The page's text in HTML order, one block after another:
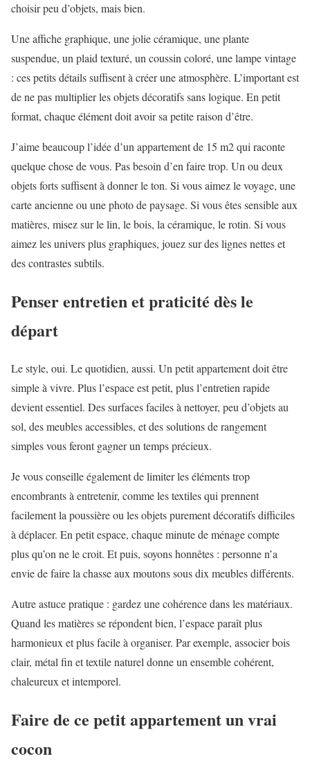
choisir peu d’objets, mais bien.
Une affiche graphique, une jolie céramique, une plante
suspendue, un plaid texturé, un coussin coloré, une lampe vintage
: ces petits détails suffisent à créer une atmosphère. L’important est
de ne pas multiplier les objets décoratifs sans logique. En petit
format, chaque élément doit avoir sa petite raison d’être.
J’aime beaucoup l’idée d’un appartement de 15 m2 qui raconte
quelque chose de vous. Pas besoin d’en faire trop. Un ou deux
objets forts suffisent à donner le ton. Si vous aimez le voyage, une
carte ancienne ou une photo de paysage. Si vous êtes sensible aux
matières, misez sur le lin, le bois, la céramique, le rotin. Si vous
aimez les univers plus graphiques, jouez sur des lignes nettes et
des contrastes subtils.
Penser entretien et praticité dès le
départ
Le style, oui. Le quotidien, aussi. Un petit appartement doit être
simple à vivre. Plus l’espace est petit, plus l’entretien rapide
devient essentiel. Des surfaces faciles à nettoyer, peu d’objets au
sol, des meubles accessibles, et des solutions de rangement
simples vous feront gagner un temps précieux.
Je vous conseille également de limiter les éléments trop
encombrants à entretenir, comme les textiles qui prennent
facilement la poussière ou les objets purement décoratifs difficiles
à déplacer. En petit espace, chaque minute de ménage compte
plus qu’on ne le croit. Et puis, soyons honnêtes : personne n’a
envie de faire la chasse aux moutons sous dix meubles différents.
Autre astuce pratique : gardez une cohérence dans les matériaux.
Quand les matières se répondent bien, l’espace paraît plus
harmonieux et plus facile à organiser. Par exemple, associer bois
clair, métal fin et textile naturel donne un ensemble cohérent,
chaleureux et intemporel.
Faire de ce petit appartement un vrai
cocon